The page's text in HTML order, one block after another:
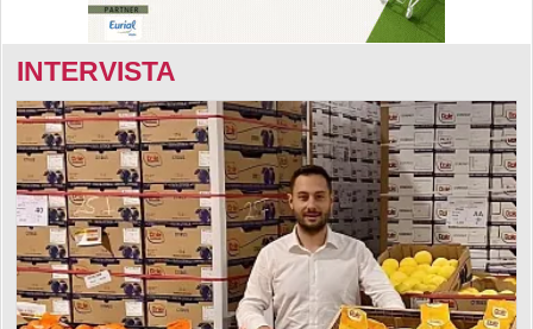
INTERVISTA